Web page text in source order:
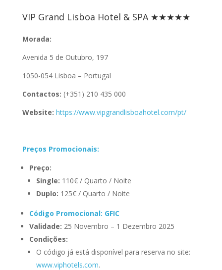
VIP Grand Lisboa Hotel & SPA ★★★★★
Morada:
Avenida 5 de Outubro, 197
1050-054 Lisboa – Portugal
Contactos: (+351) 210 435 000
Website: https://www.vipgrandlisboahotel.com/pt/
Preços Promocionais:
Preço:
Single: 110€ / Quarto / Noite
Duplo: 125€ / Quarto / Noite
Código Promocional: GFIC
Validade: 25 Novembro – 1 Dezembro 2025
Condições:
O código já está disponível para reserva no site:
www.viphotels.com.